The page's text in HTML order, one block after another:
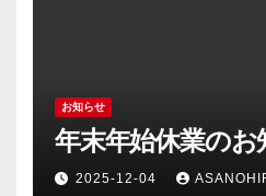
お知らせ
年末年始休業のお
2025-12-04